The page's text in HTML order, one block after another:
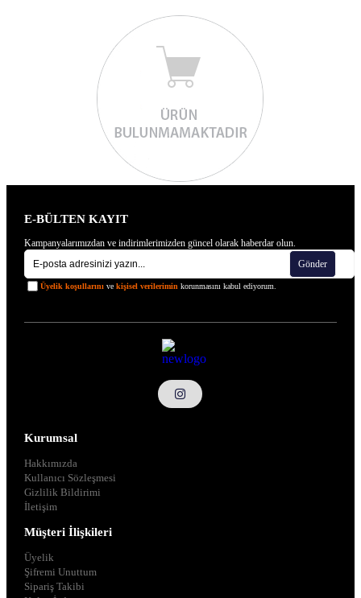
E-BÜLTEN KAYIT
Kampanyalarımızdan ve indirimlerimizden güncel olarak haberdar olun.
Gönder
Üyelik koşullarınıve kişisel verilerimin korunmasını kabul ediyorum.
Kurumsal
Hakkımızda
Kullanıcı Sözleşmesi
Gizlilik Bildirimi
İletişim
Müşteri İlişkileri
Üyelik
Şifremi Unuttum
Sipariş Takibi